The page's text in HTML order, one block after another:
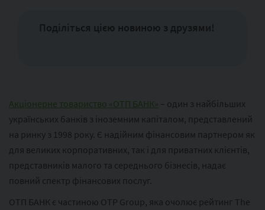
Поділіться цією новиною з друзями!
Акціонерне товариство «ОТП БАНК» – один з найбільших
українських банків з іноземним капіталом, представлений
на ринку з 1998 року. Є надійним фінансовим партнером як
для великих корпоративних, так і для приватних клієнтів,
представників малого та середнього бізнесів, надає
повний спектр фінансових послуг.
ОТП БАНК є частиною ОТР Group, яка очолює рейтинг The